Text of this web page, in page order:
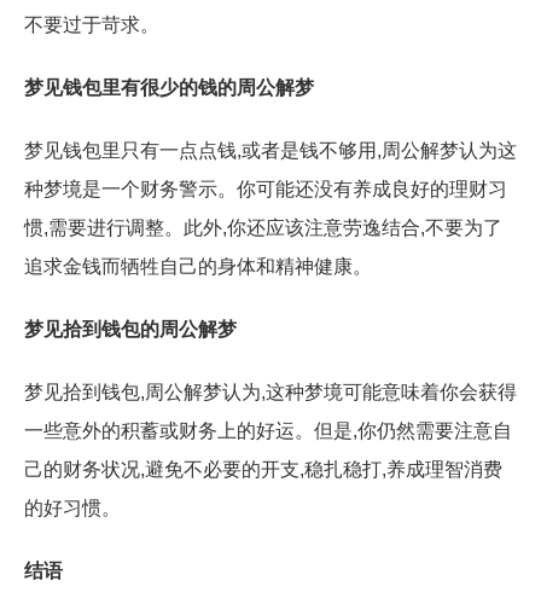
不要过于苛求。
梦见钱包里有很少的钱的周公解梦
梦见钱包里只有一点点钱,或者是钱不够用,周公解梦认为这
种梦境是一个财务警示。你可能还没有养成良好的理财习
惯,需要进行调整。此外,你还应该注意劳逸结合,不要为了
追求金钱而牺牲自己的身体和精神健康。
梦见拾到钱包的周公解梦
梦见拾到钱包,周公解梦认为,这种梦境可能意味着你会获得
一些意外的积蓄或财务上的好运。但是,你仍然需要注意自
己的财务状况,避免不必要的开支,稳扎稳打,养成理智消费
的好习惯。
结语